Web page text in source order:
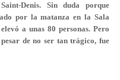
Denis. Sin duda porque
por la matanza en la Sala
a unas 80 personas. Pero
de no ser tan trágico, fue